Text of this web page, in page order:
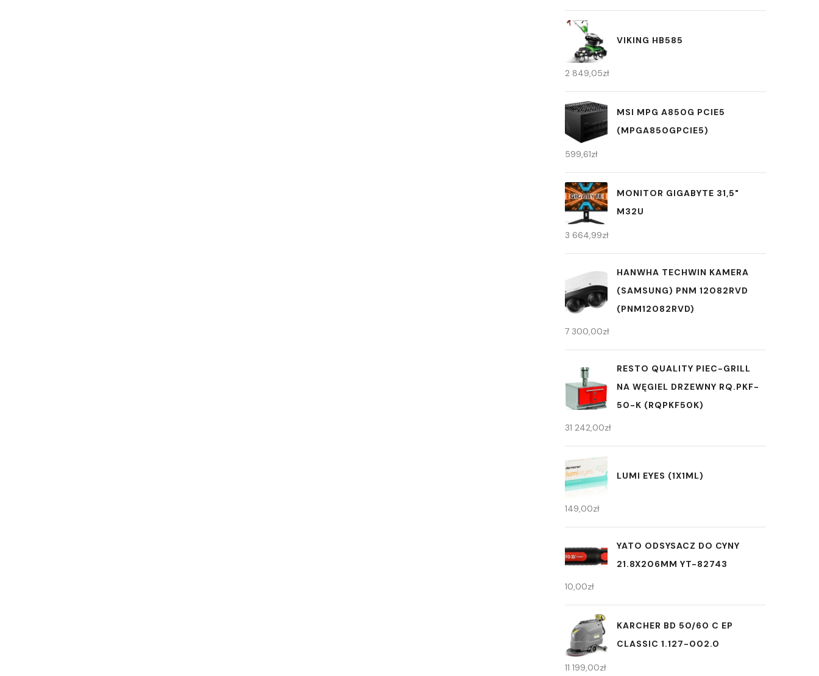
VIKING HB585
2 849,05zł
MSI MPG A850G PCIE5
(MPGA850GPCIE5)
599,61zł
MONITOR GIGABYTE 31,5"
M32U
3 664,99zł
HANWHA TECHWIN KAMERA
(SAMSUNG) PNM 12082RVD
(PNM12082RVD)
7 300,00zł
RESTO QUALITY PIEC-GRILL
NA WĘGIEL DRZEWNY RQ.PKF-
50-K (RQPKF50K)
31 242,00zł
LUMI EYES (1X1ML)
149,00zł
YATO ODSYSACZ DO CYNY
21.8X206MM YT-82743
10,00zł
KARCHER BD 50/60 C EP
CLASSIC 1.127-002.0
11 199,00zł